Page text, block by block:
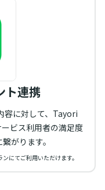
ト連携
容に対して、Tayori
ビス利用者の満足度
がります。
にてご利用いただけます。